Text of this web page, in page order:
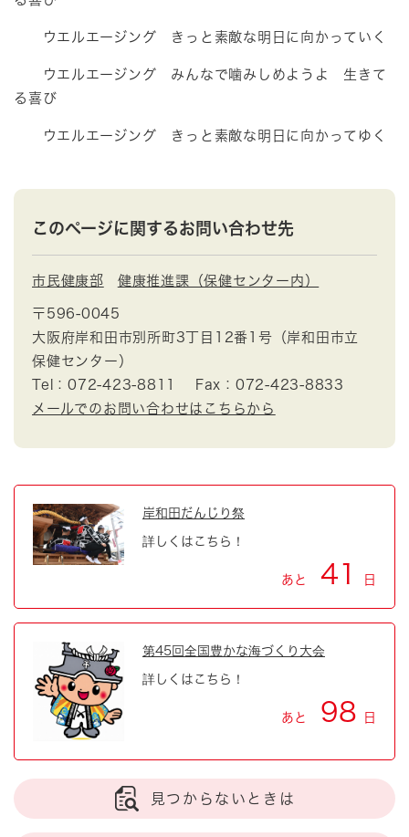
ウエルエージング きっと素敵な明日に向かっていく
ウエルエージング みんなで噛みしめようよ 生きて
る喜び
ウエルエージング きっと素敵な明日に向かってゆく
このページに関するお問い合わせ先
市民健康部 健康推進課（保健センター内）
〒596-0045
大阪府岸和田市別所町3丁目12番1号（岸和田市立
保健センター）
Tel：072-423-8811
Fax：072-423-8833
メールでのお問い合わせはこちらから
岸和田だんじり祭
詳しくはこちら！
あと 41 日
第45回全国豊かな海づくり大会
詳しくはこちら！
あと 98 日
見つからないときは